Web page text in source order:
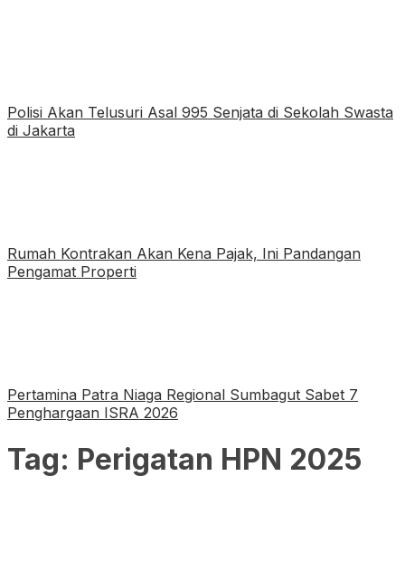
Polisi Akan Telusuri Asal 995 Senjata di Sekolah Swasta
di Jakarta
Rumah Kontrakan Akan Kena Pajak, Ini Pandangan
Pengamat Properti
Pertamina Patra Niaga Regional Sumbagut Sabet 7
Penghargaan ISRA 2026
Tag: Perigatan HPN 2025